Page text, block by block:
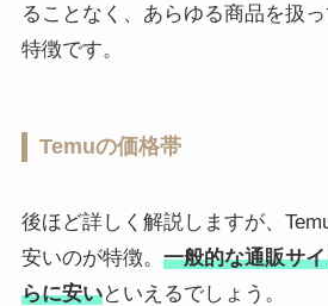
ることなく、あらゆる商品を扱
特徴です。
Temuの価格帯
後ほど詳しく解説しますが、
安いのが特徴。 一般的な通販サ
らに安いといえるでしょう。